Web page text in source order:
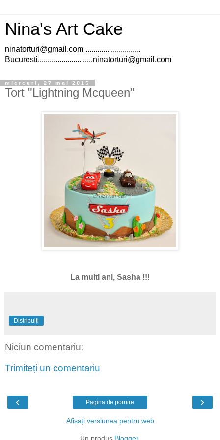
Nina's Art Cake
ninatorturi@gmail.com ............................
Bucuresti............................ninatorturi@gmail.com
miercuri, 27 mai 2015
Tort "Lightning Mcqueen"
La multi ani, Sasha !!!
Distribuiți
Niciun comentariu:
Trimiteți un comentariu
‹ ›
Pagina de pornire
Afișați versiunea pentru web
Un produs Blogger.